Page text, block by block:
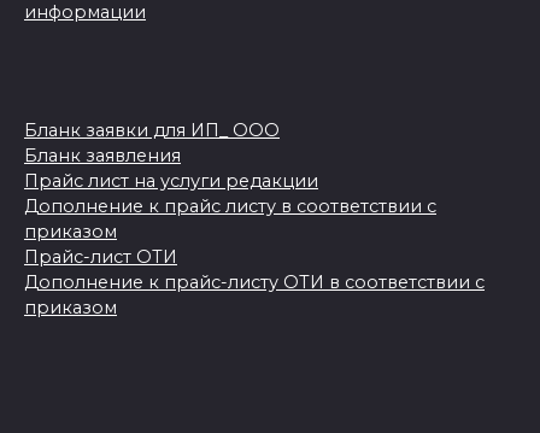
информации
Бланк заявки для ИП_ ООО
Бланк заявления
Прайс лист на услуги редакции
Дополнение к прайс листу в соответствии с
приказом
Прайс-лист ОТИ
Дополнение к прайс-листу ОТИ в соответствии с
приказом